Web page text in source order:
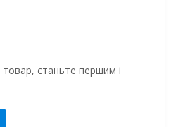
станьте першим і